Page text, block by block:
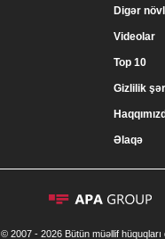
Digər
Videolar
Top 10
Gizlilik
Əlaqə
© 2007 - 2026 Bütün müəllif hüquqları